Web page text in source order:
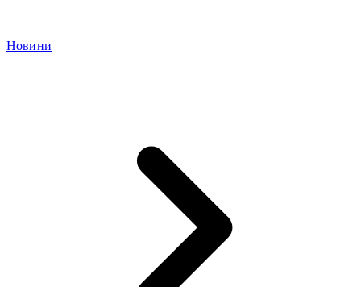
Новини